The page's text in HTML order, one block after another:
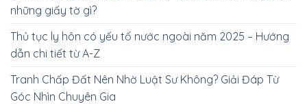
những giấy tờ gì?
Thủ tục ly hôn có yếu tố nước ngoài năm 2025 – Hướng
dẫn chi tiết từ A-Z
Tranh Chấp Đất Nên Nhờ Luật Sư Không? Giải Đáp Từ
Góc Nhìn Chuyên Gia